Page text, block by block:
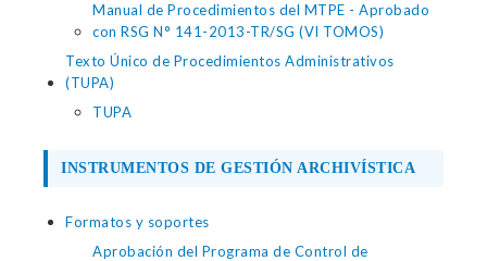
Manual de Procedimientos del MTPE - Aprobado
con RSG N° 141-2013-TR/SG (VI TOMOS)
Texto Único de Procedimientos Administrativos
(TUPA)
TUPA
INSTRUMENTOS DE GESTIÓN ARCHIVÍSTICA
Formatos y soportes
Aprobación del Programa de Control de